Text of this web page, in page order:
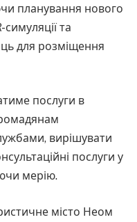
планування нового
та
для розміщення
послуги в
вирішувати
послуги у
мерію.
місто Неом